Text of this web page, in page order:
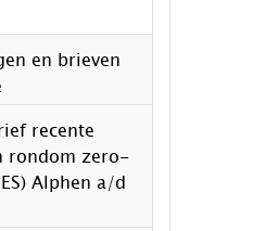
en brieven
recente
rondom zero-
Alphen a/d